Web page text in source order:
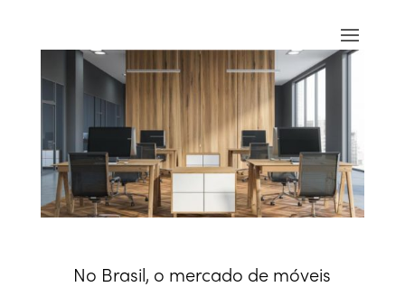
No Brasil, o mercado de móveis